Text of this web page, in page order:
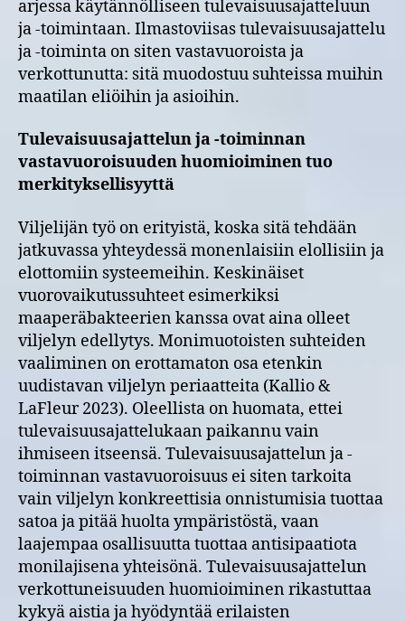
arjessa käytännölliseen tulevaisuusajatteluun
ja -toimintaan. Ilmastoviisas tulevaisuusajattelu
ja -toiminta on siten vastavuoroista ja
verkottunutta: sitä muodostuu suhteissa muihin
maatilan eliöihin ja asioihin.
Tulevaisuusajattelun ja -toiminnan
vastavuoroisuuden huomioiminen tuo
merkityksellisyyttä
Viljelijän työ on erityistä, koska sitä tehdään
jatkuvassa yhteydessä monenlaisiin elollisiin ja
elottomiin systeemeihin. Keskinäiset
vuorovaikutussuhteet esimerkiksi
maaperäbakteerien kanssa ovat aina olleet
viljelyn edellytys. Monimuotoisten suhteiden
vaaliminen on erottamaton osa etenkin
uudistavan viljelyn periaatteita (Kallio &
LaFleur 2023). Oleellista on huomata, ettei
tulevaisuusajattelukaan paikannu vain
ihmiseen itseensä. Tulevaisuusajattelun ja -
toiminnan vastavuoroisuus ei siten tarkoita
vain viljelyn konkreettisia onnistumisia tuottaa
satoa ja pitää huolta ympäristöstä, vaan
laajempaa osallisuutta tuottaa antisipaatiota
monilajisena yhteisönä. Tulevaisuusajattelun
verkottuneisuuden huomioiminen rikastuttaa
kykyä aistia ja hyödyntää erilaisten